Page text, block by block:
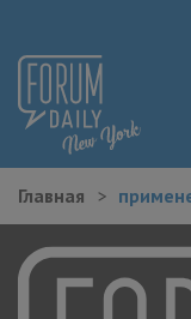
НОВОСТИ ГОРОДА
КУДА ПОЙТИ В
Главная